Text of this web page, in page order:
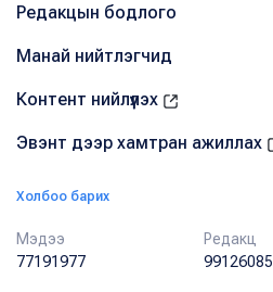
Редакцын бодлого
Манай нийтлэгчид
Контент нийлүүлэх
Эвэнт дээр хамтран ажиллах
Холбоо барих
Мэдээ
77191977
Редакц
99126085